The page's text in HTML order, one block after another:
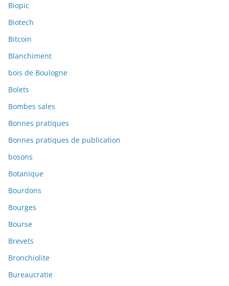
Biopic
Biotech
Bitcoin
Blanchiment
bois de Boulogne
Bolets
Bombes sales
Bonnes pratiques
Bonnes pratiques de publication
bosons
Botanique
Bourdons
Bourges
Bourse
Brevets
Bronchiolite
Bureaucratie